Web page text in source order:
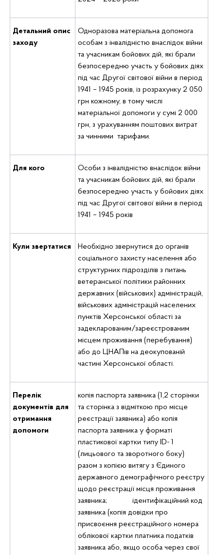
Детальний опис
заходу
Одноразова матеріальна допомога
особам з інвалідністю внаслідок війни
та учасникам бойових дій, які брали
безпосередню участь у бойових діях
під час Другої світової війни в період
1941 – 1945 років, із розрахунку 2 050
грн кожному, в тому числі
матеріальної допомоги у сумі 2 000
грн, з урахуванням поштових витрат
за чинними тарифами.
Для кого
Особи з інвалідністю внаслідок війни
та учасникам бойових дій, які брали
безпосередню участь у бойових діях
під час Другої світової війни в період
1941 – 1945 років
Кули звертатися
Необхідно звернутися до органів
соціального захисту населення або
структурних підрозділів з питань
ветеранської політики районних
державних (військових) адміністрацій,
військових адміністрацій населених
пунктів Херсонської області за
задекларованим/зареєстрованим
місцем проживання (перебування)
або до ЦНАПів на деокупованій
частині Херсонської області.
Перелік
документів для
отримання
допомоги
копія паспорта заявника (1,2 сторінки
та сторінка з відміткою про місце
реєстрації заявника) або копія
паспорта заявника у форматі
пластикової картки типу ID- 1
(лицьового та зворотного боку)
разом з копією витягу з Єдиного
державного демографічного реєстру
щодо реєстрації місця проживання
заявника; ідентифікаційний код
заявника (копія довідки про
присвоєння реєстраційного номера
облікової картки платника податків
заявника або, якщо особа через свої